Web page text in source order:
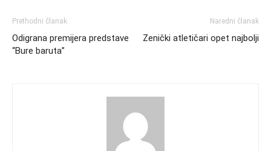
Prethodni članak
Odigrana premijera predstave
“Bure baruta”
Naredni članak
Zenički atletičari opet najbolji